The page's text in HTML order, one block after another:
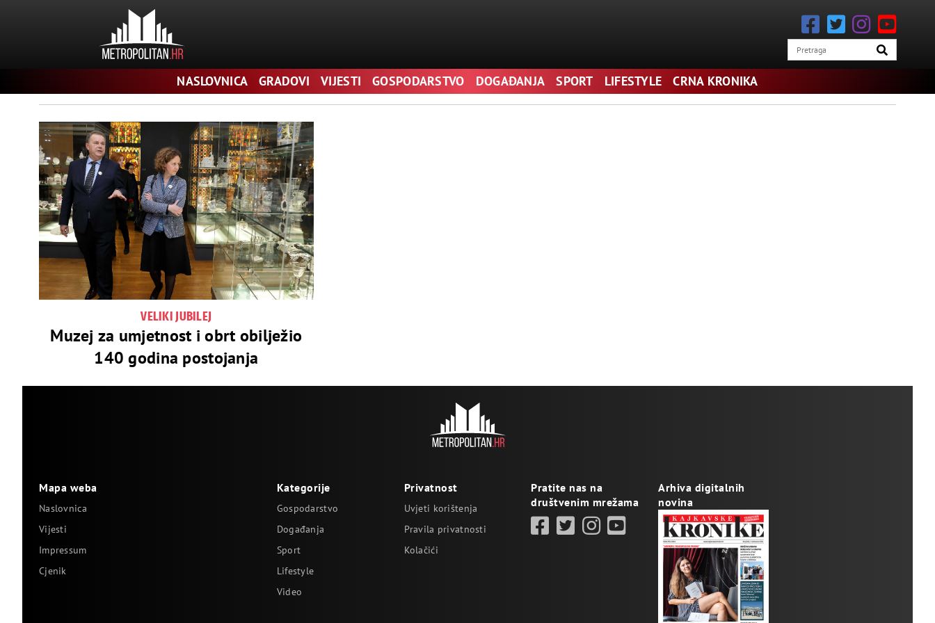
Pretraga
NASLOVNICA GRADOVI VIJESTI GOSPODARSTVO DOGAĐANJA SPORT LIFESTYLE CRNA KRONIKA
VELIKI JUBILEJ
Muzej za umjetnost i obrt obilježio
140 godina postojanja
Mapa weba
Naslovnica
Vijesti
Impressum
Cjenik
Kategorije
Gospodarstvo
Događanja
Sport
Lifestyle
Video
Privatnost
Uvjeti korištenja
Pravila privatnosti
Kolačići
Pratite nas na
društvenim mrežama
Arhiva digitalnih
novina